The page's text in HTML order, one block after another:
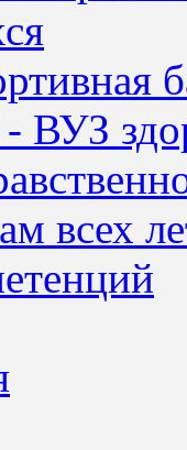
всех